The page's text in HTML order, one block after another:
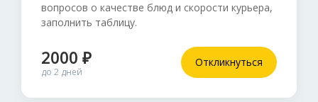
вопросов о качестве блюд и скорости курьера,
заполнить таблицу.
2000 ₽
до 2 дней
Откликнуться